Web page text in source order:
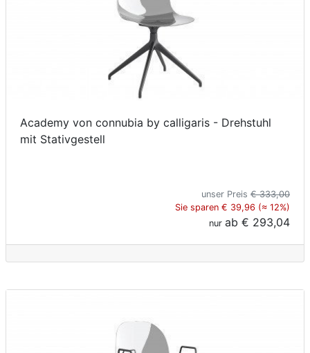
Academy von connubia by calligaris - Drehstuhl
mit Stativgestell
unser Preis € 333,00
Sie sparen € 39,96 (≈ 12%)
nur ab € 293,04